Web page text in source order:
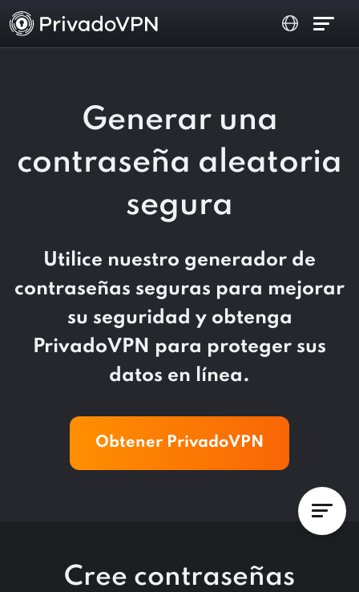
Generar una
contraseña aleatoria
segura
Utilice nuestro generador de
contraseñas seguras para mejorar
su seguridad y obtenga
PrivadoVPN para proteger sus
datos en línea.
Obtener PrivadoVPN
Cree contraseñas